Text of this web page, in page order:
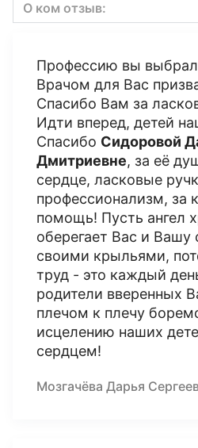
О ком отзыв:
Профессию вы
Врачом для Вас
Спасибо Вам за
Идти вперед, детей
Спасибо Сидоровой
Дмитриевне, за её
сердце, ласковые
профессионализм, за
помощь! Пусть ангел
оберегает Вас и
своими крыльями,
труд - это каждый
родители вверенных
плечом к плечу
исцелению наших
сердцем!
Мозгачёва Дарья